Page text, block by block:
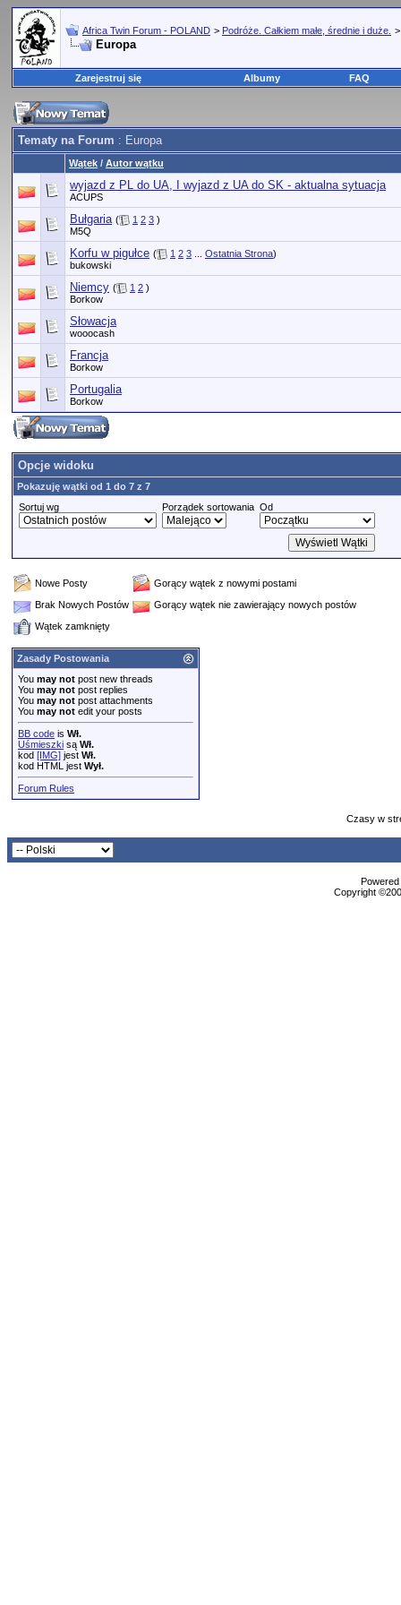
Africa Twin Forum - POLAND > Podróże. Całkiem małe, średnie i duże.
Europa
Zarejestruj się Albumy FAQ
Tematy na Forum : Europa
Wątek / Autor wątku
wyjazd z PL do UA, I wyjazd z UA do SK - aktualna sytuacja
ACUPS
Bułgaria ( 1 2 3 )
M5Q
Korfu w pigułce ( 1 2 3 Ostatnia Strona)
bukowski
Niemcy ( 1 2 )
Borkow
Słowacja
wooocash
Francja
Borkow
Portugalia
Borkow
Opcje widoku
Pokazuję wątki od 1 do 7 z 7
Sortuj wg
Porządek sortowania Od
Nowe Posty
Gorący wątek z nowymi postami
Brak Nowych Postów
Gorący wątek nie zawierający nowych postów
Wątek zamknięty
Zasady Postowania
You may not post new threads
You may not post replies
You may not post attachments
You may not edit your posts
BB code is Wł.
Uśmieszki są Wł.
kod [IMG] jest Wł.
kod HTML jest Wył.
Forum Rules
Czasy w
Copyright